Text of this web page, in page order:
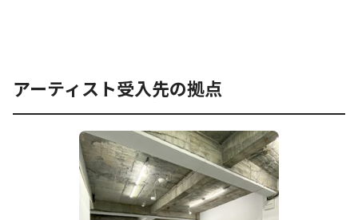
アーティスト受入先の拠点